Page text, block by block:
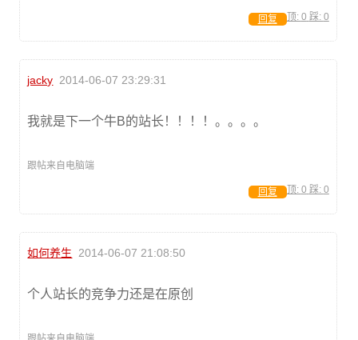
顶: 0 踩: 0
回复
jacky 2014-06-07 23:29:31
我就是下一个牛B的站长！！！！。。。。
跟帖来自电脑端
顶: 0 踩: 0
回复
如何养生 2014-06-07 21:08:50
个人站长的竞争力还是在原创